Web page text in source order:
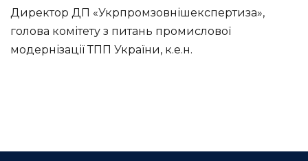
Директор ДП «Укрпромзовнішекспертиза»,
голова комітету з питань промислової
модернізації ТПП України, к.е.н.